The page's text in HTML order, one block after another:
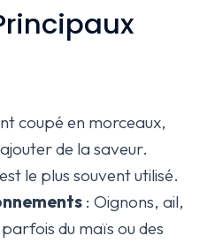
coupé en morceaux,
de la saveur.
le plus souvent utilisé.
: Oignons, ail,
du maïs ou des